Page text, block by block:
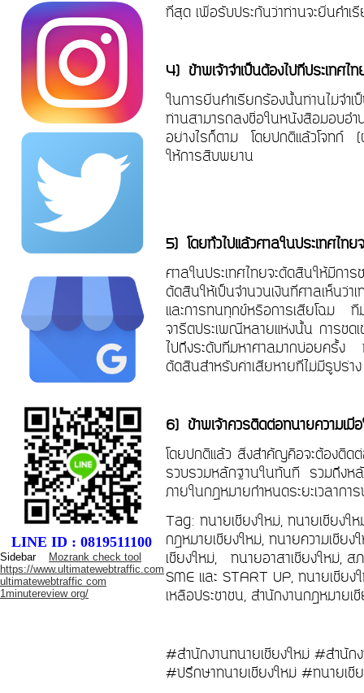
LINE ID : 0819511100
Sidebar
Mozrank check tool
https://www.ultimatewebtraffic.com
ultimatewebtraffic com
1minutereview org/
ที่สุด เพื่อรับประกันว่าท่านจะยื่นคำเ
4) ข้าพเจ้าจำเป็นต้องไปที่ประเทศ
ในการยื่นคำเรียกร้องนั้นท่านไม่จำเ
ท่านสามารถลงชื่อในหนังสือมอบอำ
อย่างไรก็ตาม โดยปกติแล้วโจทก์ (
ให้การสืบพยาน
5) โดยทั่วไปแล้วศาลในประเทศไท
ศาลในประเทศไทยจะตัดสินให้มีก
ตัดสินให้เป็นจำนวนเงินที่ศาลเห็นว่า
และการทนทุกข์หรือการเสียโฉม
ที
จารีตประเพณีหลายแห่งนั้น การชด
ไปถึงระดับที่มหาศาลมากบ่อยครั้ง
ตัดสินสำหรับค่าเสียหายที่ไม่มีรูปร่า
6) ข้าพเจ้าควรติดต่อทนายความเมื่
โดยปกติแล้ว สิ่งสำคัญคือจะต้องติด
รวบรวมหลักฐานในทันที รวมถึงห
ภายในกฎหมายกำหนดระยะเวลากา
Tag: ทนายเชียงใหม่, ทนายเชียงใ
กฎหมายเชียงใหม่, ทนายความเชีย
เชียงใหม่, ทนายอาสาเชียงใหม่, ส
SME และ START UP, ทนายเชีย
เหลือประชาชน, สำนักงานกฎหมาย
#สำนักงานทนายเชียงใหม่ #สำนัก
#ปรึกษาทนายเชียงใหม่ #ทนายเชี